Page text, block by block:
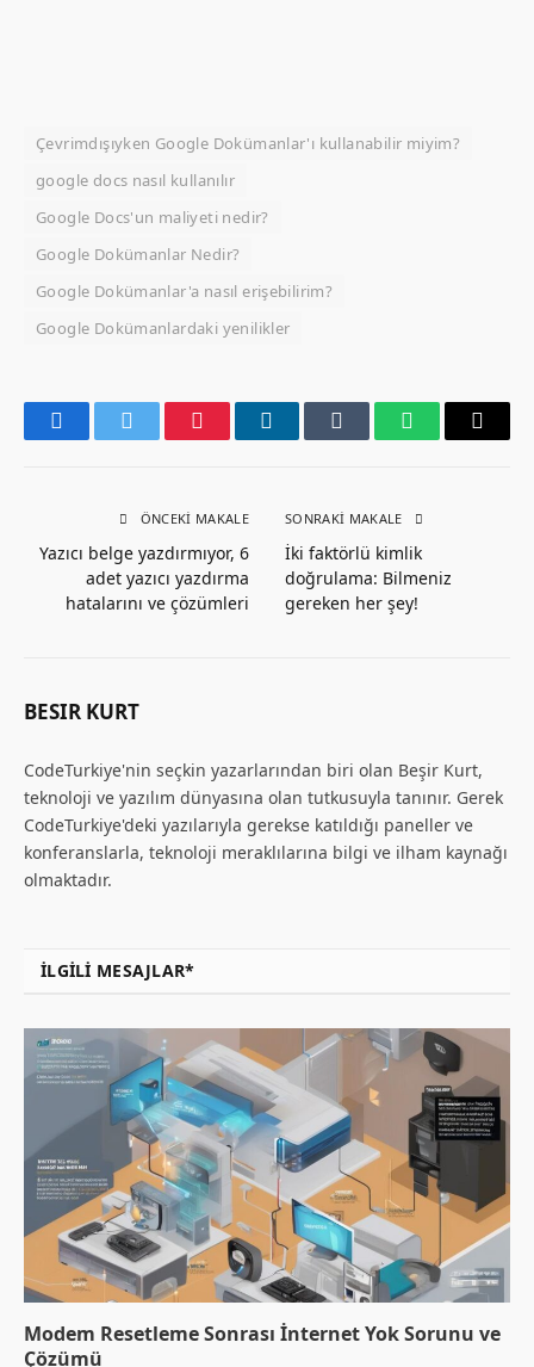
Çevrimdışıyken Google Dokümanlar'ı kullanabilir miyim?
google docs nasıl kullanılır
Google Docs'un maliyeti nedir?
Google Dokümanlar Nedir?
Google Dokümanlar'a nasıl erişebilirim?
Google Dokümanlardaki yenilikler
FacebookTwitter PinterestLinkedInTumblr WhatsAppEmail
ÖNCEKI MAKALE
Yazıcı belge yazdırmıyor, 6
adet yazıcı yazdırma
hatalarını ve çözümleri
SONRAKI MAKALE
İki faktörlü kimlik
doğrulama: Bilmeniz
gereken her şey!
BESIR KURT
CodeTurkiye'nin seçkin yazarlarından biri olan Beşir Kurt,
teknoloji ve yazılım dünyasına olan tutkusuyla tanınır. Gerek
CodeTurkiye'deki yazılarıyla gerekse katıldığı paneller ve
konferanslarla, teknoloji meraklılarına bilgi ve ilham kaynağı
olmaktadır.
İLGILI MESAJLAR*
Modem Resetleme Sonrası İnternet Yok Sorunu ve
Çözümü